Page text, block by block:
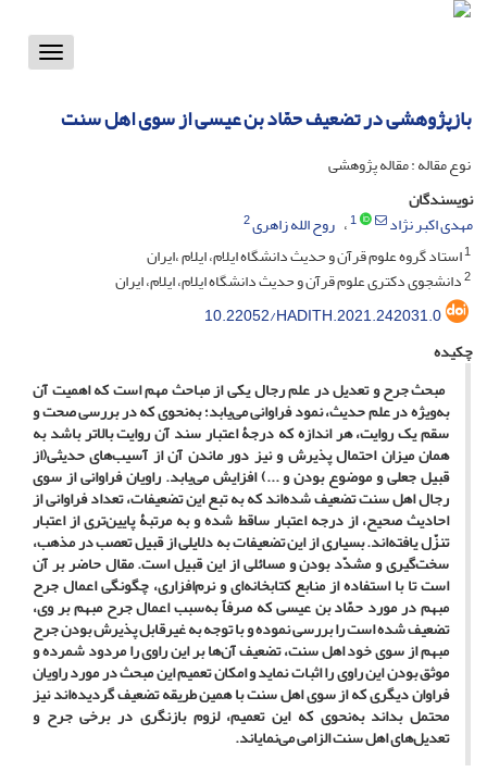
Toggle
بازپژوهشی در تضعیف حمّاد بن‌ عیسی از سوی اهل ‌سنت
نوع مقاله : مقاله پژوهشی
نویسندگان
مهدی اکبر نژاد
1 روح الله زاهری2
1استاد گروه علوم قرآن و حدیث دانشگاه ایلام، ایلام ،ایران
2دانشجوی دکتری علوم قرآن و حدیث دانشگاه ایلام، ایلام، ایران
10.22052/HADITH.2021.242031.0
چکیده
مبحث جرح و تعدیل در علم رجال یکی از مباحث مهم است که اهمیت آن
به‌ویژه در علم حدیث، نمود فراوانی می‌یابد؛ به‌نحوی که در بررسی صحت و
سقم یک روایت، هر اندازه که درجۀ اعتبار سند آن روایت بالاتر باشد به
همان میزان احتمال پذیرش و نیز دور ماندن آن از آسیب‌های حدیثی(از
قبیل جعلی و موضوع بودن و ...) افزایش می‌یابد. راویان فراوانی از سوی
رجال اهل ‌سنت تضعیف شده‌اند که به تبع این تضعیفات، تعداد فراوانی از
احادیث صحیح، از درجه اعتبار ساقط شده و به مرتبۀ پایین‌تری از اعتبار
تنزّل یافته‌اند. بسیاری از این تضعیفات به دلایلی از قبیل تعصب در مذهب،
سخت‌گیری و مشدّد بودن و مسائلی از این قبیل است. مقال حاضر بر آن
است تا با استفاده از منابع کتابخانه‌ای و نرم‌افزاری، چگونگی اعمال جرح
مبهم در مورد حمّاد بن‌ عیسی که صرفاً به‌سبب اعمال جرح مبهم بر وی،
تضعیف شده است را بررسی نموده و با توجه به غیرقابل پذیرش بودن جرح
مبهم از سوی خود اهل ‌سنت، تضعیف آن‌ها بر این راوی را مردود شمرده و
موثق بودن این راوی را اثبات نماید و امکان تعمیم این مبحث در مورد راویان
فراوان دیگری که از سوی اهل ‌سنت با همین طریقه تضعیف گردیده‌اند نیز
محتمل بداند به‌نحوی که این تعمیم، لزوم بازنگری در برخی جرح و
تعدیل‌های اهل ‌سنت الزامی می‌نمایاند.